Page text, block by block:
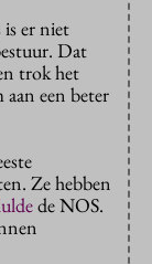
is er niet
Dat
trok het
een beter
Ze hebben
de NOS.